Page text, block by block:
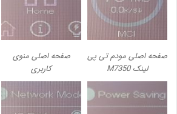
صفحه اصلی مودم تی پی
لینک M7350
صفحه اصلی منوی
کاربری